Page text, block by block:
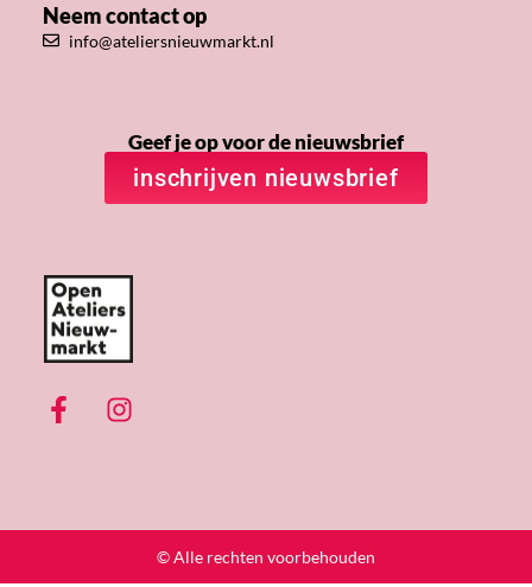
Neem contact op
info@ateliersnieuwmarkt.nl
Geef je op voor de nieuwsbrief
inschrijven nieuwsbrief
© Alle rechten voorbehouden